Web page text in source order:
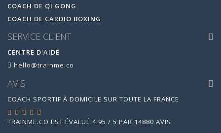
COACH DE QI GONG
COACH DE CARDIO BOXING
SERVICE CLIENT
CENTRE D'AIDE
hello@trainme.co
AVIS
COACH SPORTIF À DOMICILE SUR TOUTE LA FRANCE
TRAINME.CO EST ÉVALUÉ 4.95 / 5 PAR 14880 AVIS